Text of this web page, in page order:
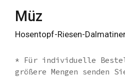
Müz
Hosentopf-Riesen-
* Für individuelle
größere Mengen senden